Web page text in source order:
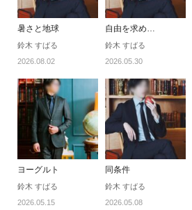
暑さと地球
鈴木 すばる
2026.08.02
自由を求め…
鈴木 すばる
2026.05.30
ヨーグルト
鈴木 すばる
2026.05.15
同条件
鈴木 すばる
2026.05.08